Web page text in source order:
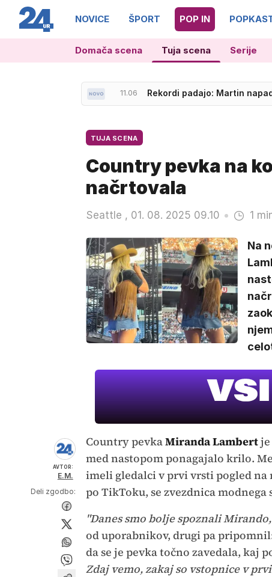
NOVICE ŠPORT POP IN
Domača scena Tuja scena Serije
TUJA SCENA
Country pevka na
načrtovala
Seattle , 01. 08. 2025 09.10 1
Na
AVTOR:
E.M.
Deli zgodbo:
Country pevkaMiranda Lambertje
med nastopom ponagajalo krilo.
imeli gledalci v prvi vrsti pogled na
po TikToku, se zvezdnica
"Danes smo bolje spoznali
od uporabnikov, drugi pa
da se je pevka točno zavedala, kaj
Zdaj vemo, zakaj so vstopnice v